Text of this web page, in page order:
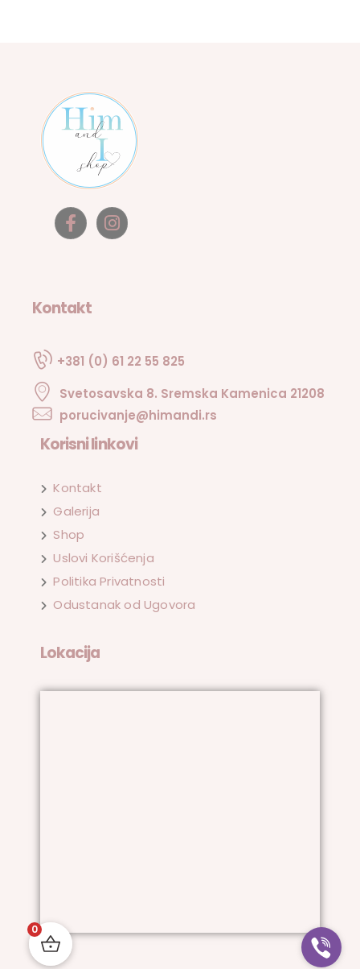
Kontakt
+381 (0) 61 22 55 825
Svetosavska 8. Sremska Kamenica 21208
porucivanje@himandi.rs
Korisni linkovi
Kontakt
Galerija
Shop
Uslovi Korišćenja
Politika Privatnosti
Odustanak od Ugovora
Lokacija
0